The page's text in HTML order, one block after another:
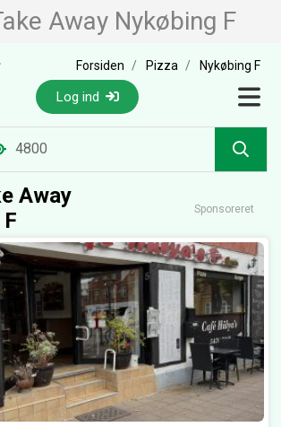
Away Nykøbing F
Forsiden Pizza Nykøbing F
Log ind
Away
Sponsoreret